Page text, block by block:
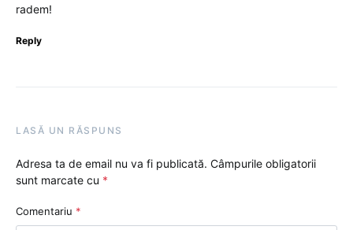
radem!
Reply
LASĂ UN RĂSPUNS
Adresa ta de email nu va fi publicată. Câmpurile obligatorii
sunt marcate cu *
Comentariu *